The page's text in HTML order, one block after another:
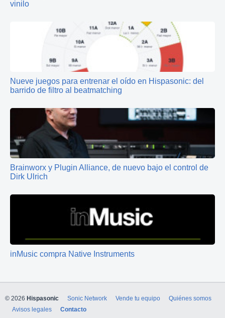
vinilo
Nueve juegos para entrenar el oído en Hispasonic: del
barrido de filtro al beatmatching
Brainworx y Plugin Alliance, de nuevo bajo el control de
Dirk Ulrich
inMusic compra Native Instruments
© 2026 Hispasonic Sonic Network Vende tu equipo
Quiénes somos
Avisos legales
Contacto